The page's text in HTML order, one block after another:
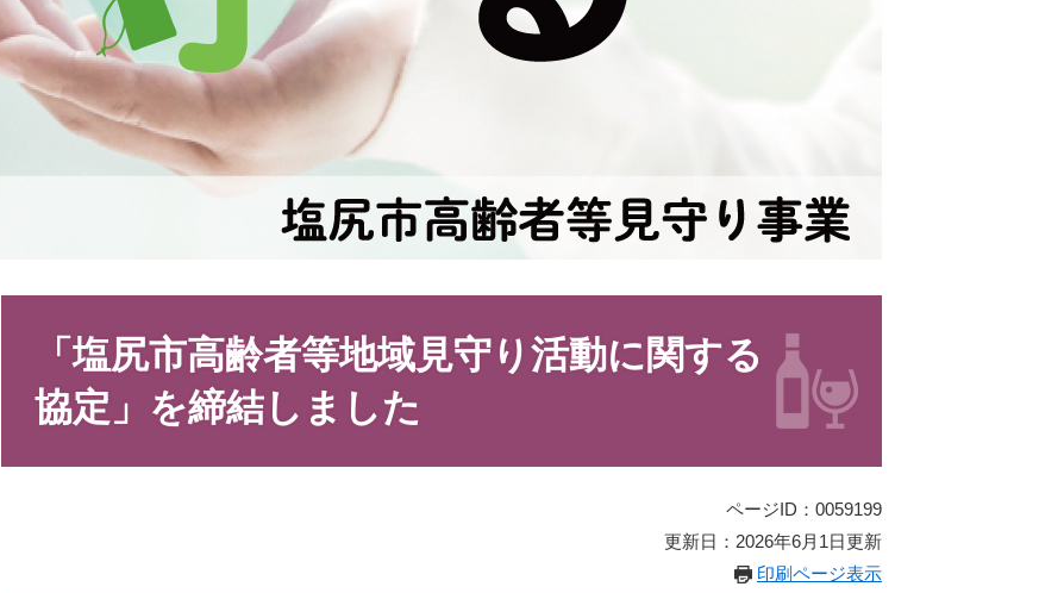
「塩尻市高齢者等地域見守り活動に関する
協定」を締結しました
ページID：0059199
更新日：2026年6月1日更新
印刷ページ表示